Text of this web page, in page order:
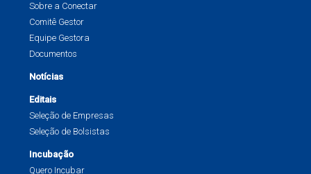
Sobre a Conectar
Comitê Gestor
Equipe Gestora
Documentos
Notícias
Editais
Seleção de Empresas
Seleção de Bolsistas
Incubação
Quero Incubar